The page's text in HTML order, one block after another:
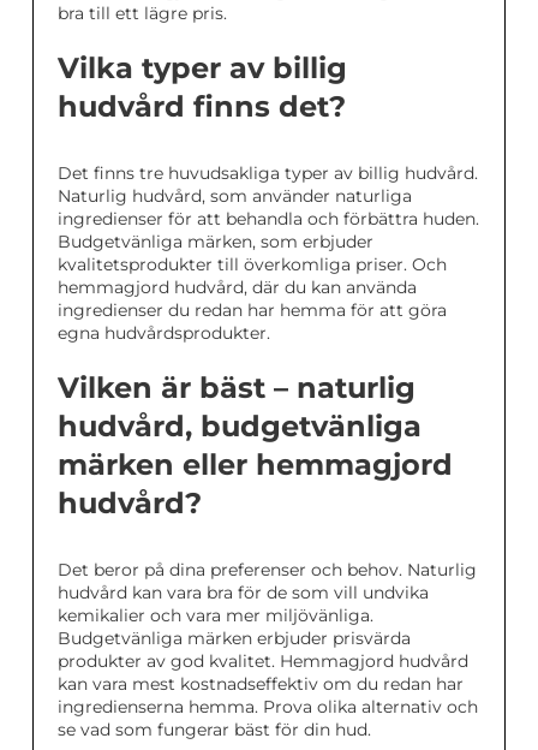
bra till ett lägre pris.
Vilka typer av billig
hudvård finns det?
Det finns tre huvudsakliga typer av billig hudvård.
Naturlig hudvård, som använder naturliga
ingredienser för att behandla och förbättra huden.
Budgetvänliga märken, som erbjuder
kvalitetsprodukter till överkomliga priser. Och
hemmagjord hudvård, där du kan använda
ingredienser du redan har hemma för att göra
egna hudvårdsprodukter.
Vilken är bäst – naturlig
hudvård, budgetvänliga
märken eller hemmagjord
hudvård?
Det beror på dina preferenser och behov. Naturlig
hudvård kan vara bra för de som vill undvika
kemikalier och vara mer miljövänliga.
Budgetvänliga märken erbjuder prisvärda
produkter av god kvalitet. Hemmagjord hudvård
kan vara mest kostnadseffektiv om du redan har
ingredienserna hemma. Prova olika alternativ och
se vad som fungerar bäst för din hud.